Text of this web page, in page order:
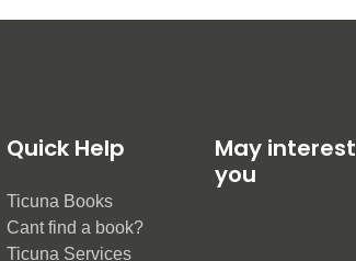
Quick Help
Ticuna Books
Cant find a book?
Ticuna Services
May interest
you